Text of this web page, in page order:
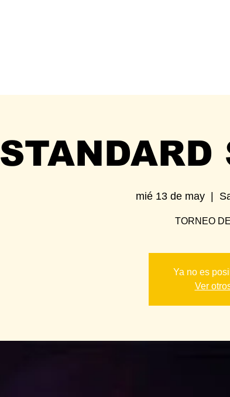
STANDARD
mié 13 de may
  |
TORNEO
Ya no es
Ver